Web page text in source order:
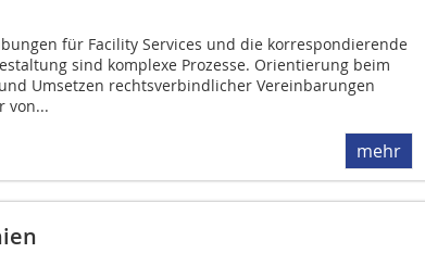
für Facility Services und die korrespondierende
sind komplexe Prozesse. Orientierung beim
Umsetzen rechtsverbindlicher Vereinbarungen
von...
mehr